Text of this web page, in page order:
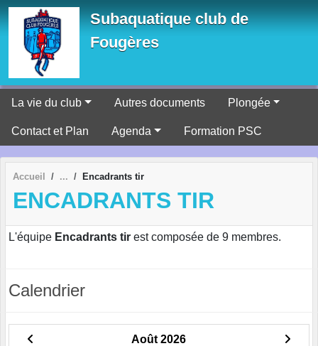
Subaquatique club de
Fougères
La vie du club Autres documents Plongée
Contact et Plan Agenda Formation PSC
Accueil Encadrants tir
ENCADRANTS TIR
L'équipe Encadrants tir est composée de 9 membres.
Calendrier
Août 2026
Panneau de gestion des cookies